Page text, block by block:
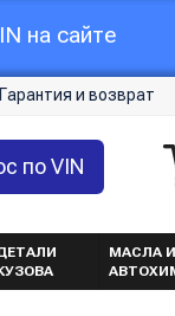
на сайте
Гарантия и возврат
по VIN
МАСЛА И